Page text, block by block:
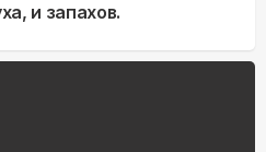
и запахов.